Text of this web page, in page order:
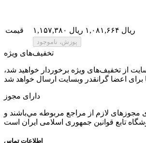
قیمت ۱,۱۵۷,۳۸۰ ریال ۱,۰۸۱,۶۶۴ ریال
تخفیف‌های ویژه
از تخفیف‌های ویژه برخوردار خواهید شد،
دارای مجوز
مجوزهای لازم از مراجع مربوطه مي‌باشند و
اطلاعات تماس